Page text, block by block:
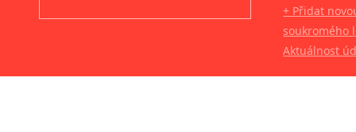
+ Přidat
soukromého
Aktuálnost